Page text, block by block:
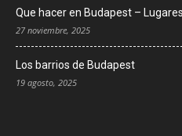
Que hacer en Budapest –
27 noviembre, 2025
Los barrios de Budapest
19 agosto, 2025